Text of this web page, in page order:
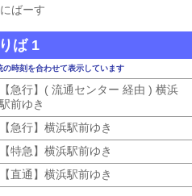
ばーす
ば 1
時刻を合わせて表示しています
【急行】( 流通センター 経由 ) 横浜
駅前ゆき
【急行】横浜駅前ゆき
【特急】横浜駅前ゆき
【直通】横浜駅前ゆき